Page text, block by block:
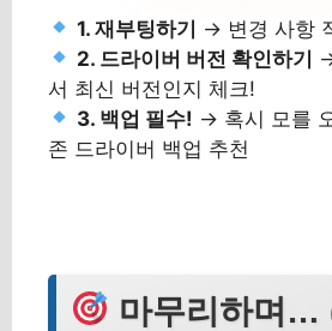
1. 재부팅하기 → 변경 사항
2. 드라이버 버전 확인하기
서 최신 버전인지 체크!
3. 백업 필수! → 혹시 모를
존 드라이버 백업 추천
마무리하며…